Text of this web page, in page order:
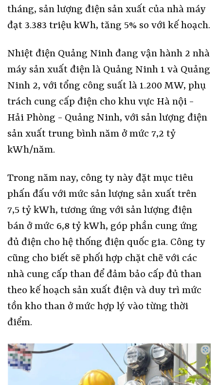
tháng, sản lượng điện sản xuất của nhà máy
đạt 3.383 triệu kWh, tăng 5% so với kế hoạch.
Nhiệt điện Quảng Ninh đang vận hành 2 nhà
máy sản xuất điện là Quảng Ninh 1 và Quảng
Ninh 2, với tổng công suất là 1.200 MW, phụ
trách cung cấp điện cho khu vực Hà nội -
Hải Phòng - Quảng Ninh, với sản lượng điện
sản xuất trung bình năm ở mức 7,2 tỷ
kWh/năm.
Trong năm nay, công ty này đặt mục tiêu
phấn đấu với mức sản lượng sản xuất trên
7,5 tỷ kWh, tương ứng với sản lượng điện
bán ở mức 6,8 tỷ kWh, góp phần cung ứng
đủ điện cho hệ thống điện quốc gia. Công ty
cũng cho biết sẽ phối hợp chặt chẽ với các
nhà cung cấp than để đảm bảo cấp đủ than
theo kế hoạch sản xuất điện và duy trì mức
tồn kho than ở mức hợp lý vào từng thời
điểm.